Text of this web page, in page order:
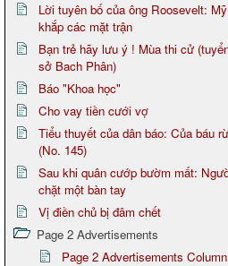
Lời tuyên bố của ông Roosevelt:
khắp các mặt trận
Bạn trẻ hãy lưu ý ! Mùa thi cử
sở Bach Phân)
Báo "Khoa học"
Cho vay tiền cưới vợ
Tiểu thuyết của dân báo: Của báu
(No. 145)
Sau khi quân cướp bườm mất:
chặt một bàn tay
Vị điền chủ bị đâm chết
Page 2 Advertisements
Page 2 Advertisements